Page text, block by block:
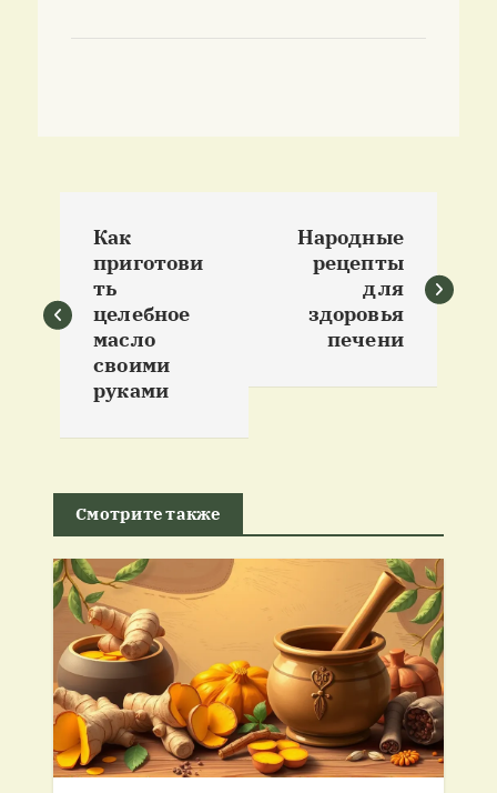
в
г
а
ц
и
я
п
о
Как
приготови
ть
целебное
масло
своими
руками
Народные
рецепты
для
здоровья
печени
Смотрите также